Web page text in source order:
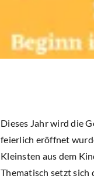
Dieses Jahr wird die
feierlich eröffnet
Kleinsten aus dem
Thematisch setzt sich